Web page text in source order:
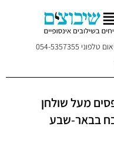
טלפוני 054-5357355
מעל שולחן
בבאר-שבע